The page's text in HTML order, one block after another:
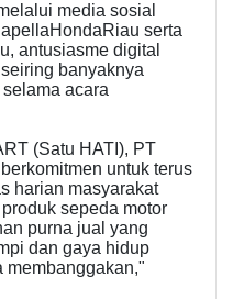
media sosial
serta
antusiasme digital
banyaknya
acara
(Satu HATI), PT
untuk terus
harian masyarakat
sepeda motor
purna jual yang
dan gaya hidup
membanggakan,"